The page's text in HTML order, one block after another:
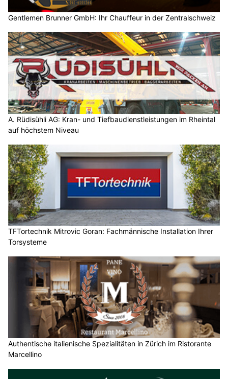
Gentlemen Brunner GmbH: Ihr Chauffeur in der Zentralschweiz
A. Rüdisühli AG: Kran- und Tiefbaudienstleistungen im Rheintal
auf höchstem Niveau
TFTortechnik Mitrovic Goran: Fachmännische Installation Ihrer
Torsysteme
Authentische italienische Spezialitäten in Zürich im Ristorante
Marcellino